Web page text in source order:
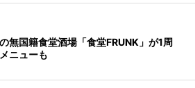
無国籍食堂酒場「食堂FRUNK」が1周
ニューも